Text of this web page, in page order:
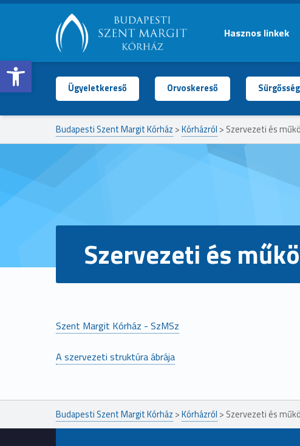
Open toolbar
BUDAPESTI
SZENT
MARGIT
KÓRHÁZ
Hasznos linkek
Ügyeletkereső Orvoskereső
Budapesti Szent Margit Kórház >Kórházról > Szervezeti és
Szervezeti és
Szent Margit Kórház - SzMSz
A szervezeti struktúra ábrája
Ugrás a főmenühöz
Budapesti Szent Margit Kórház >Kórházról > Szervezeti és